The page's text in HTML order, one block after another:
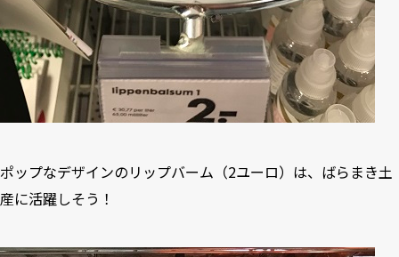
ポップなデザインのリップバーム（2ユーロ）は、ばらまき土
産に活躍しそう！